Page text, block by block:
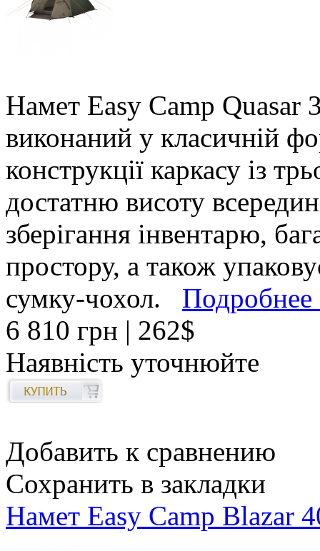
Намет Easy Camp Quasar
виконаний у класичній
конструкції каркасу із
достатню висоту
зберігання інвентарю,
простору, а також
сумку-чохол.
6 810 грн | 262$
Наявність уточнюйте
Добавить к сравнению
Сохранить в закладки
Намет Easy Camp Blazar